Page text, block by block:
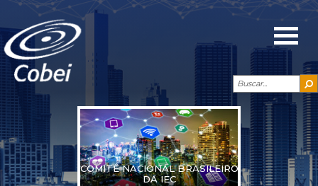
COMITÊ NACIONAL BRASILEIRO
DA IEC